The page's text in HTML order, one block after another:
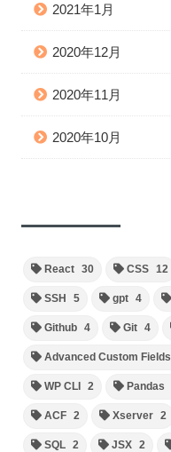
2021年1月
2020年12月
2020年11月
2020年10月
React 30 CSS 12
SSH 5 gpt 4
Github 4 Git 4
Advanced Custom Fields
WP CLI 2 Pandas
ACF 2 Xserver 2
SQL 2 JSX 2